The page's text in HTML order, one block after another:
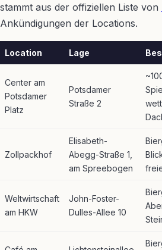
stammt aus der offiziellen Liste von
Ankündigungen der Locations.
Location Lage
Center am
Potsdamer
Platz
Potsdamer
Straße 2
Zollpackhof
Elisabeth-
Abegg-Straße 1,
am Spreebogen
Weltwirtschaft
am HKW
John-Foster-
Dulles-Allee 10